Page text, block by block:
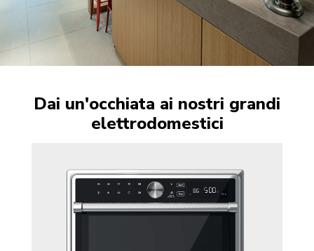
Dai un'occhiata ai nostri grandi
elettrodomestici